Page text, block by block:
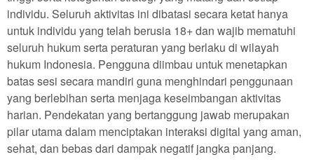
individu. Seluruh aktivitas ini dibatasi secara ketat hanya
untuk individu yang telah berusia 18+ dan wajib mematuhi
seluruh hukum serta peraturan yang berlaku di wilayah
hukum Indonesia. Pengguna diimbau untuk menetapkan
batas sesi secara mandiri guna menghindari penggunaan
yang berlebihan serta menjaga keseimbangan aktivitas
harian. Pendekatan yang bertanggung jawab merupakan
pilar utama dalam menciptakan interaksi digital yang aman,
sehat, dan bebas dari dampak negatif jangka panjang.